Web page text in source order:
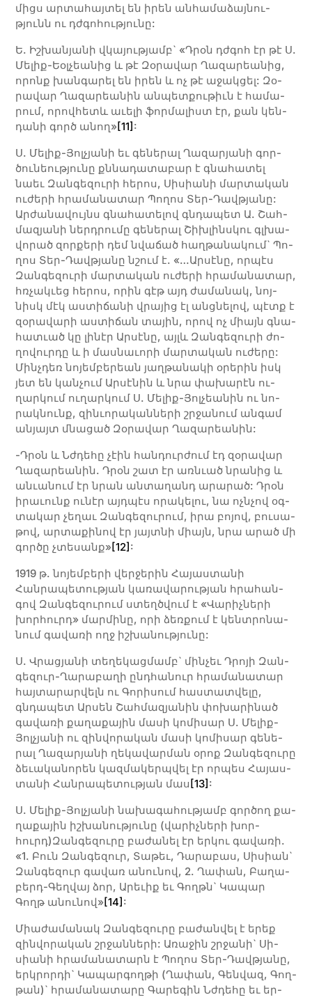
միցս ար­­տա­­­հայ­­տել են ի­­րեն ան­­հա­­­մա­­­ձայ­­նու­­
թյունն ու դժգո­­­հու­­թյու­­­նը:
Ե. Իշ­­խա­­նյա­­նի վկա­­յու­­թյամբ` «Դրօն դժգոհ էր թէ Ս.
Մե­­լիք-Եօլ­­չեա­­նից և թէ Զօ­­րա­­վար Ղա­­զա­­րեա­­նից,
ո­­րոնք խան­­գա­­րել են ի­­րեն և ոչ թէ ա­­ջակ­­ցել: Զօ­­
րա­­վար Ղա­­զա­­րեա­­նին ան­­պետ­­քու­­թիւն է հա­­մա­­
րում, ո­­րով­­հե­­տև աւե­­լի ֆոր­­մա­­լիստ էր, քան կեն­­
դա­­նի գործ ա­­նող»[11]:
Ս. Մե­­­լիք-Յոլ­չյա­­­նի եւ գեներալ Ղա­­­զա­­րյա­­­նի գոր­
ծու­նեու­թյու­նը քննա­դա­տա­բար է գնա­հա­տել
նաեւ Զան­գե­զու­րի հե­րոս, Սի­սիա­նի մար­տա­կան
ու­ժե­րի հրա­մա­նա­տար Պո­ղոս Տեր-Դավ­թյա­նը:
Ար­ժա­նա­վույնս գնա­հա­տե­լով գնդա­պետ Ա. Շահ­
մա­զյա­նի ներ­դրու­մը գե­նե­րալ Շիխ­լինս­կու գլխա­
վո­րած զոր­քե­րի դեմ նվա­ճած հաղ­թա­նա­կում` Պո­
ղոս Տեր-Դավ­թյա­նը նշում է. «…Ար­սէ­նը, որ­պէս
Զան­գե­զու­րի մար­տա­կան ու­ժե­րի հրա­մա­նա­տար,
հռչա­կւեց հե­րոս, ո­րին գէթ այդ ժա­մա­նակ, նոյ­
նիսկ մէկ աս­տի­ճա­նի վրա­յից էլ անց­նե­լով, պէտք է
զօ­րա­վա­րի աս­տի­ճան տա­յին, ո­րով ոչ միայն գնա­
հա­տւած կը լի­նէր Ար­սէ­նը, այ­լև Զան­գե­զու­րի ժո­
ղո­վուր­դը և ի մաս­նաւո­րի մար­տա­կան ու­ժե­րը:
Մինչ­դեռ նո­յեմ­բե­րեան յաղ­թա­նա­կի օ­րե­րին իսկ
յետ են կան­չում Ար­սէ­նին և նրա փա­խա­րէն ու­
ղար­կում ուղար­կում Ս. Մե­­­լիք-Յոլ­­չեա­­­նին ու նո­
րակ­նունք, զի­նւո­րա­կան­նե­րի շրջա­նում ան­գամ
ա­նյայտ մնա­ցած Զօ­րա­վար Ղա­­­զա­­­րեա­նին:
-Դրօն և Նժդե­­հը չէին հան­­դուր­ժում էդ զօ­­րա­­վար
Ղա­­զա­­րեա­­նին. Դրօն շատ էր առ­­նւած նրա­­նից և
ա­­նւա­­նում էր նրան ան­­տա­­ղանդ արա­­րած: Դրօն
ի­­րաւունք ու­­նէր այդ­պէս ո­­րա­­կե­­լու, նա ոչն­չով օգ­­
տա­­կար չե­­ղաւ Զան­­գե­­զու­­րում, ի­­րա բո­­յով, բու­­սա­­
թով, ար­­տա­­քի­­նով էր յայտ­նի միայն, նրա ա­­րած մի
գոր­­ծը չտե­­սանք»[12]:
1919 թ. նո­­­յեմ­­բե­­­րի վեր­­ջե­­­րին Հա­­­յաս­­տա­­­նի
Հանրապետության կա­­­ռա­­­վա­­­րու­­թյան հրա­­­հան­­
գով Զան­­գե­­­զու­­­րում ստեղծ­վում է «Վա­­­րիչ­­նե­­­րի
խոր­­հուրդ» մար­­մի­­­նը, ո­­­րի ձեռ­­քում է կենտ­րո­­­նա­­­
նում գա­­­վա­­­ռի ողջ իշ­­խա­­­նու­­թյու­­­նը:
Ս. Վրա­­ցյա­­­նի տե­­­ղե­­­կաց­­մամբ` մին­­չեւ Դրո­­­յի Զան­­
գե­­­զուր-Ղա­­­րա­­­բա­­­ղի ընդ­հա­­­նուր հրա­­­մա­­­նա­­­տար
հայ­­տա­­­րար­­վելն ու Գո­­­րի­­­սում հաս­­տատ­­վե­­­լը,
գնդապետ Ար­­սեն Շահ­­մա­­զյա­­­նին փո­­­խա­­­րի­­­նած
գա­­­վա­­­ռի քա­­­ղա­­­քա­­­յին մա­­­սի կո­­­մի­­­սար Ս. Մե­­­լիք-
Յոլ­չյա­­­նի ու զին­­վո­­­րա­­­կան մա­­­սի կո­­­մի­­­սար գե­­­նե­­­
րալ Ղա­­­զա­­րյա­­­նի ղե­­­կա­­­վար­­ման օ­­­րոք Զան­­գե­­­զու­­­րը
ձեւա­­­կա­­­նո­­­րեն կազ­­մա­­­կերպ­վել էր որ­­պես Հա­­­յաս­­
տա­­­նի Հան­­րա­­­պե­­­տու­­թյան մաս[13]:
Ս. Մե­­­լիք-Յոլ­չյա­­­նի նա­­խա­­գա­­հու­­թյամբ գոր­­ծող քա­­
ղա­­քա­­յին իշ­­խա­­նու­­թյու­­նը (վա­­րիչ­­նե­­րի խոր­­
հուրդ)Զան­­գե­­զու­­րը բա­­ժա­­նել էր եր­­կու գա­­վա­­ռի.
«1. Բուն Զան­գե­զուր, Տա­թեւ, Դա­րա­բաս, Սի­սիան`
Զան­գե­զուր գա­վառ ա­նու­նով, 2. Ղա­փան, Բա­ղա­
բերդ-Գեղ­վայ ձոր, Ա­րեւիք եւ Գողթն` Կա­պար
Գողթ ա­նու­նով»[14]:
Միա­­ժա­­մա­­նակ Զան­­գե­­­զու­­­րը բա­­­ժան­­վել է ե­­­րեք
զին­­վո­­­րա­­­կան շրջան­­նե­­­րի: Ա­­­ռա­­­ջին շրջա­­­նի` Սի­­­
սիա­­­նի հրա­­­մա­­­նա­­­տարն է Պո­­­ղոս Տեր-Դավ­թյա­­­նը,
երկ­րոր­­դի` Կա­­­պար­­գողթի (Ղա­­փան, Գեն­­վազ, Գող­­
թան)` հրա­­­մա­­­նա­­­տա­­­րը Գա­­րե­­գին Նժդե­­­հը եւ եր­­